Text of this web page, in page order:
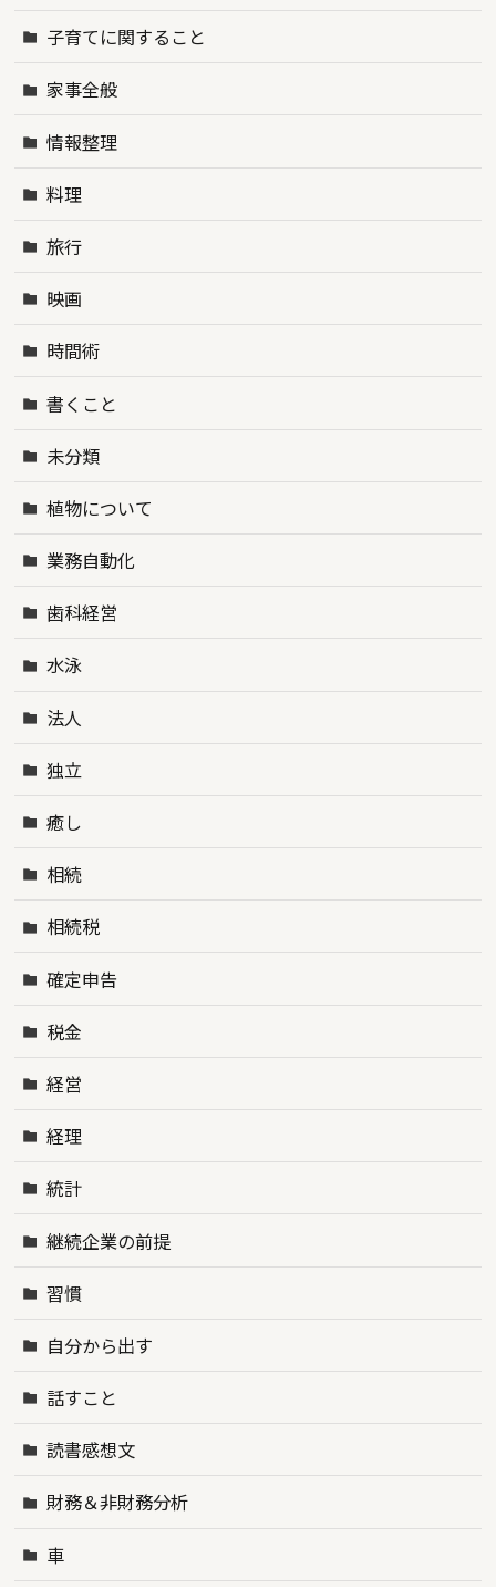
子育てに関すること
家事全般
情報整理
料理
旅行
映画
時間術
書くこと
未分類
植物について
業務自動化
歯科経営
水泳
法人
独立
癒し
相続
相続税
確定申告
税金
経営
経理
統計
継続企業の前提
習慣
自分から出す
話すこと
読書感想文
財務＆非財務分析
車